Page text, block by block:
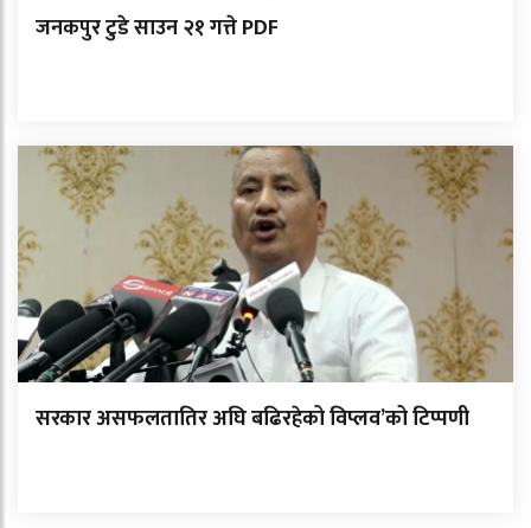
जनकपुर टुडे साउन २१ गत्ते PDF
सरकार असफलतातिर अघि बढिरहेको विप्लव’को टिप्पणी